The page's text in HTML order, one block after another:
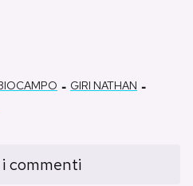
- GIRI NATHAN -
commenti